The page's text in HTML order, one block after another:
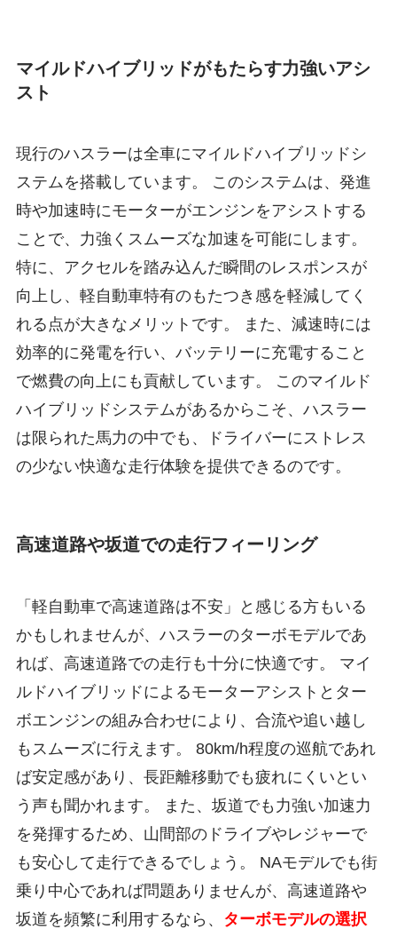
マイルドハイブリッドがもたらす力強いアシ
スト
現行のハスラーは全車にマイルドハイブリッドシ
ステムを搭載しています。 このシステムは、発進
時や加速時にモーターがエンジンをアシストする
ことで、力強くスムーズな加速を可能にします。
特に、アクセルを踏み込んだ瞬間のレスポンスが
向上し、軽自動車特有のもたつき感を軽減してく
れる点が大きなメリットです。 また、減速時には
効率的に発電を行い、バッテリーに充電すること
で燃費の向上にも貢献しています。 このマイルド
ハイブリッドシステムがあるからこそ、ハスラー
は限られた馬力の中でも、ドライバーにストレス
の少ない快適な走行体験を提供できるのです。
高速道路や坂道での走行フィーリング
「軽自動車で高速道路は不安」と感じる方もいる
かもしれませんが、ハスラーのターボモデルであ
れば、高速道路での走行も十分に快適です。 マイ
ルドハイブリッドによるモーターアシストとター
ボエンジンの組み合わせにより、合流や追い越し
もスムーズに行えます。 80km/h程度の巡航であれ
ば安定感があり、長距離移動でも疲れにくいとい
う声も聞かれます。 また、坂道でも力強い加速力
を発揮するため、山間部のドライブやレジャーで
も安心して走行できるでしょう。 NAモデルでも街
乗り中心であれば問題ありませんが、高速道路や
坂道を頻繁に利用するなら、
ターボモデルの選択